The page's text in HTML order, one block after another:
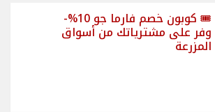
🎟 كوبون خصم فارما جو 10%-
وفر على مشترياتك من أسواق
المزرعة